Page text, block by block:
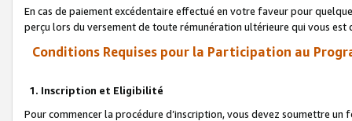
En cas de paiement excédentaire effectué en votre faveur pour
perçu lors du versement de toute rémunération ultérieure qui vous est
Conditions Requises pour la Participation au
1. Inscription et Eligibilité
Pour commencer la procédure d’inscription, vous devez soumettre